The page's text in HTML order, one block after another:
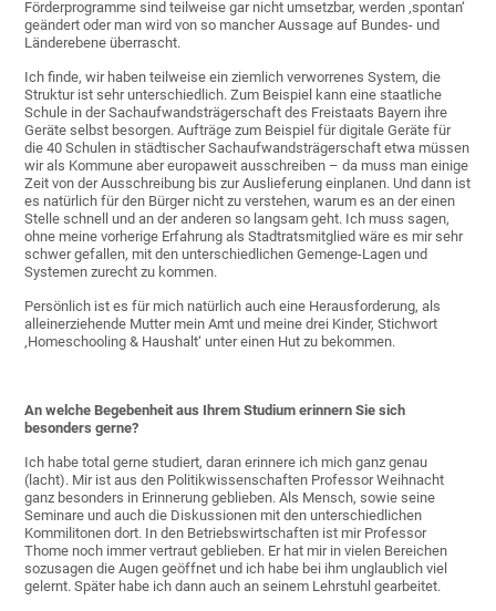
Förderprogramme sind teilweise gar nicht umsetzbar, werden ‚spontan‘
geändert oder man wird von so mancher Aussage auf Bundes- und
Länderebene überrascht.
Ich finde, wir haben teilweise ein ziemlich verworrenes System, die
Struktur ist sehr unterschiedlich. Zum Beispiel kann eine staatliche
Schule in der Sachaufwandsträgerschaft des Freistaats Bayern ihre
Geräte selbst besorgen. Aufträge zum Beispiel für digitale Geräte für
die 40 Schulen in städtischer Sachaufwandsträgerschaft etwa müssen
wir als Kommune aber europaweit ausschreiben – da muss man einige
Zeit von der Ausschreibung bis zur Auslieferung einplanen. Und dann ist
es natürlich für den Bürger nicht zu verstehen, warum es an der einen
Stelle schnell und an der anderen so langsam geht. Ich muss sagen,
ohne meine vorherige Erfahrung als Stadtratsmitglied wäre es mir sehr
schwer gefallen, mit den unterschiedlichen Gemenge-Lagen und
Systemen zurecht zu kommen.
Persönlich ist es für mich natürlich auch eine Herausforderung, als
alleinerziehende Mutter mein Amt und meine drei Kinder, Stichwort
‚Homeschooling & Haushalt‘ unter einen Hut zu bekommen.
An welche Begebenheit aus Ihrem Studium erinnern Sie sich
besonders gerne?
Ich habe total gerne studiert, daran erinnere ich mich ganz genau
(lacht). Mir ist aus den Politikwissenschaften Professor Weihnacht
ganz besonders in Erinnerung geblieben. Als Mensch, sowie seine
Seminare und auch die Diskussionen mit den unterschiedlichen
Kommilitonen dort. In den Betriebswirtschaften ist mir Professor
Thome noch immer vertraut geblieben. Er hat mir in vielen Bereichen
sozusagen die Augen geöffnet und ich habe bei ihm unglaublich viel
gelernt. Später habe ich dann auch an seinem Lehrstuhl gearbeitet.